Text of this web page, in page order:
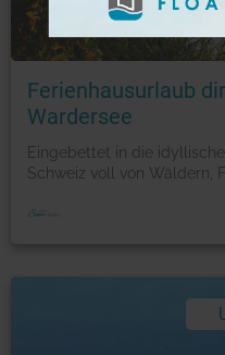
Ferienhausurlaub
Wardersee
Eingebettet in die
Schweiz voll von Wäldern,